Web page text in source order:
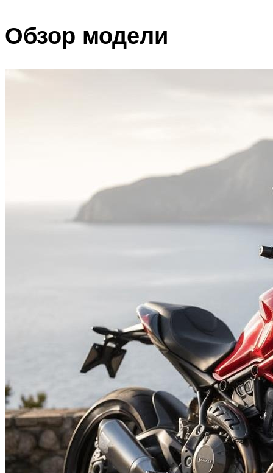
Обзор модели